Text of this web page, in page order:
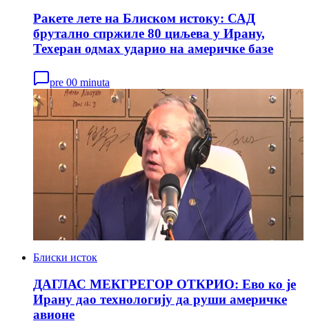
Ракете лете на Блиском истоку: САД
брутално спржиле 80 циљева у Ирану,
Техеран одмах ударио на америчке базе
pre 00 minuta
Блиски исток
ДАГЛАС МЕКГРЕГОР ОТКРИО: Ево ко је
Ирану дао технологију да руши америчке
авионе